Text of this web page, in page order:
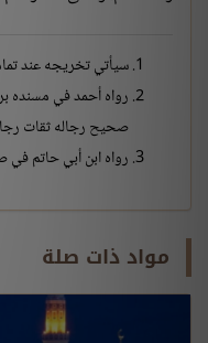
سيأتي تخريجه عند
صحيح رجاله ثقات
رواه ابن أبي حاتم في
مواد ذات صلة